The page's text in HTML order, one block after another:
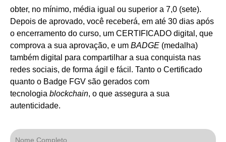
obter, no mínimo, média igual ou superior a 7,0 (sete).
Depois de aprovado, você receberá, em até 30 dias após
o encerramento do curso, um CERTIFICADO digital, que
comprova a sua aprovação, e um BADGE (medalha)
também digital para compartilhar a sua conquista nas
redes sociais, de forma ágil e fácil. Tanto o Certificado
quanto o Badge FGV são gerados com
tecnologia blockchain, o que assegura a sua
autenticidade.
Nome Completo